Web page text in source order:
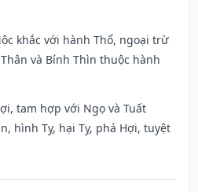
khắc với hành Thổ, ngoại trừ
và Bính Thìn thuộc hành
tam hợp với Ngọ và Tuất
hình Tỵ, hại Tỵ, phá Hợi, tuyệt